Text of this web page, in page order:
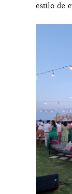
estilo de